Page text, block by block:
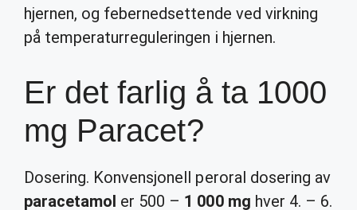
hjernen, og febernedsettende ved virkning
på temperaturreguleringen i hjernen.
Er det farlig å ta 1000
mg Paracet?
Dosering. Konvensjonell peroral dosering av
paracetamol er 500 – 1 000 mg hver 4. – 6.